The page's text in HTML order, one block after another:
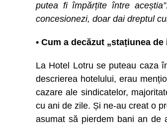
putea fi împărțite între
concesionezi, doar dai dreptul
• Cum a decăzut „stațiunea
La Hotel Lotru se puteau caza
descrierea hotelului, erau
cazare ale sindicatelor,
cu ani de zile. Și ne-au creat o
asumat să pierdem bani an de